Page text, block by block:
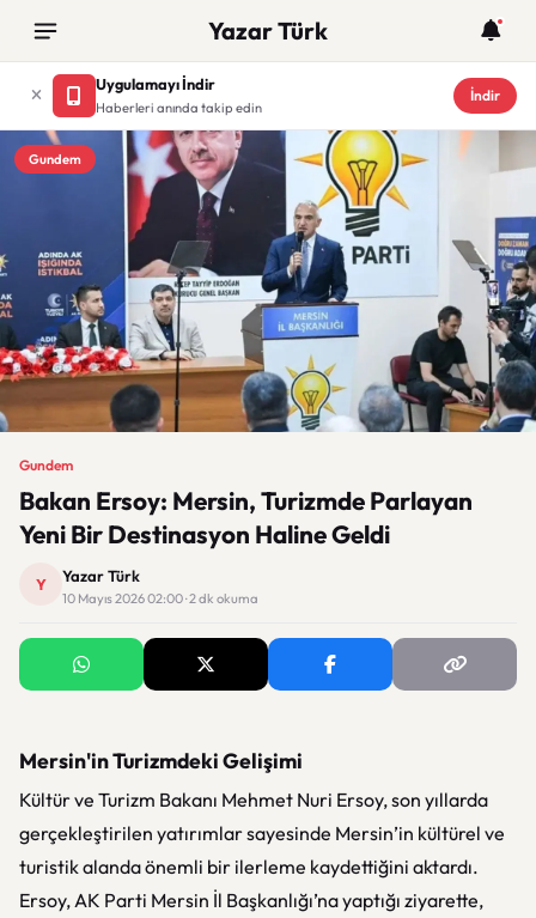
Yazar Türk
Uygulamayı İndir
Haberleri anında takip edin
İndir
Gundem
Gundem
Bakan Ersoy: Mersin, Turizmde Parlayan
Yeni Bir Destinasyon Haline Geldi
Y Yazar Türk
10 Mayıs 2026 02:00 · 2 dk okuma
Mersin'in Turizmdeki Gelişimi
Kültür ve Turizm Bakanı Mehmet Nuri Ersoy, son yıllarda
gerçekleştirilen yatırımlar sayesinde Mersin’in kültürel ve
turistik alanda önemli bir ilerleme kaydettiğini aktardı.
Ersoy, AK Parti Mersin İl Başkanlığı’na yaptığı ziyarette,